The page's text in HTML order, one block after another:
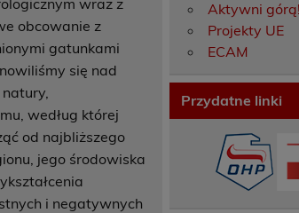
obcowanie z
gatunkami
się nad
według której
od najbliższego
jego środowiska
i negatywnych
Aktywni górą!
Projekty UE
ECAM
Przydatne linki